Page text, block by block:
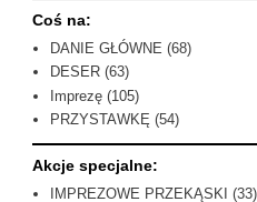
Coś na:
DANIE GŁÓWNE (68)
DESER (63)
Imprezę (105)
PRZYSTAWKĘ (54)
Akcje specjalne:
IMPREZOWE PRZEKĄSKI
(33)